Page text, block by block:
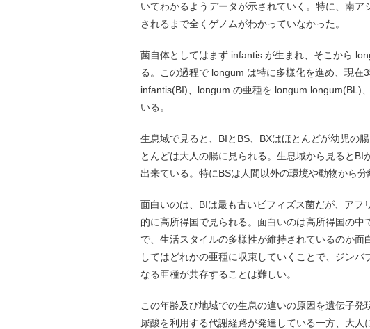
いてわかるようデータが示されていく。特に、南
されるまで全くゲノムがわかっていなかった。
菌自体としてはまず infantis が生まれ、そこから
る。この過程で longum は特に多様化を進め、現在
infantis(BI)、longum の亜種を longum longum(BL)
いる。
生息域で見ると、BIとBS、BXはほとんどが幼児の
とんどは大人の腸に見られる。生息域から見ると
出来ている。特にBSは人間以外の環境や動物から
面白いのは、BIは最も古いビフィズス菌だが、アフ
的に高所得国で見られる。面白いのは高所得国の
で、生活スタイルの多様性が維持されているのか
してはどれかの亜種に収束していくことで、ジン
なる亜種が共存することは難しい。
この年齢及び地域での生息の違いの原因を遺伝子
尿酸を利用する代謝経路が発達している一方、大